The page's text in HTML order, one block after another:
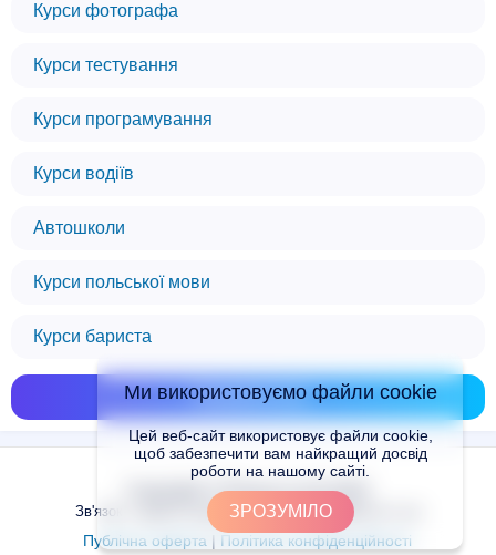
Курси фотографа
Курси тестування
Курси програмування
Курси водіїв
Автошколи
Курси польської мови
Курси бариста
Показати всі
Copyright © Places.in.UA 2024
Зв'язок з адміністрацією сайту: admin@places.in.ua
Публічна оферта | Політика конфіденційності
Ми використовуємо файли cookie
Цей веб-сайт використовує файли cookie,
щоб забезпечити вам найкращий досвід
роботи на нашому сайті.
ЗРОЗУМІЛО